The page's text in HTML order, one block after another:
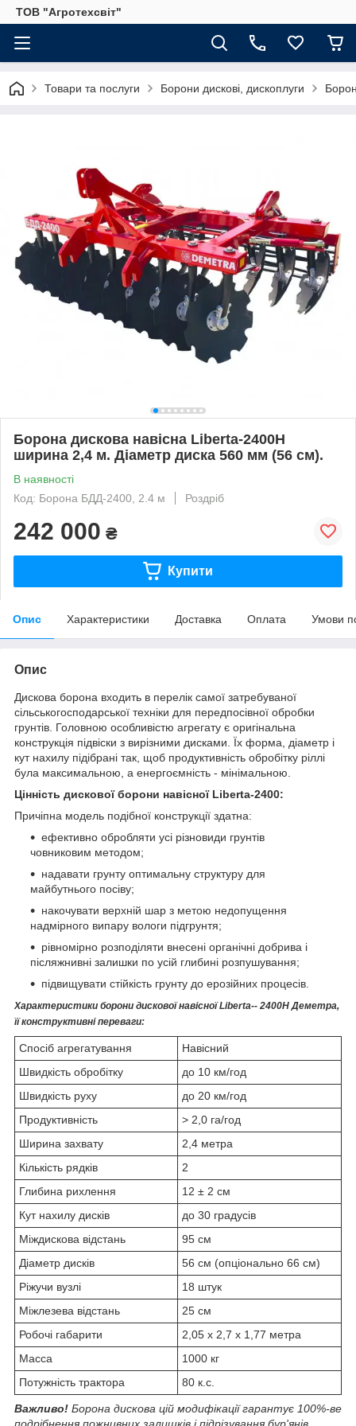
ТОВ "Агротехсвіт"
Товари та послуги Борони дискові, дископлуги
Борона дискова навісна Liberta-2400Н
ширина 2,4 м. Діаметр диска 560 мм (56 см).
В наявності
Код: Борона БДД-2400, 2.4 м
Роздріб
242 000 ₴
Купити
Опис Характеристики Доставка Оплата Умови
Опис
Дискова борона входить в перелік самої затребуваної
сільськогосподарської техніки для передпосівної обробки
грунтів. Головною особливістю агрегату є оригінальна
конструкція підвіски з вирізними дисками. Їх форма, діаметр і
кут нахилу підібрані так, щоб продуктивність обробітку ріллі
була максимальною, а енергоємність - мінімальною.
Цінність дискової борони навісної Liberta-2400:
Причіпна модель подібної конструкції здатна:
ефективно обробляти усі різновиди грунтів
човниковим методом;
надавати грунту оптимальну структуру для
майбутнього посіву;
накочувати верхній шар з метою недопущення
надмірного випару вологи підгрунтя;
рівномірно розподіляти внесені органічні добрива і
післяжнивні залишки по усій глибині розпушування;
підвищувати стійкість грунту до ерозійних процесів.
Характеристики борони дискової навісної Liberta-- 2400Н Деметра,
її конструктивні переваги:
Спосіб агрегатування
Навісний
Швидкість обробітку
до 10 км/год
Швидкість руху
до 20 км/год
Продуктивність
> 2,0 га/год
Ширина захвату
2,4 метра
Кількість рядків
2
Глибина рихлення
12 ± 2 см
Кут нахилу дисків
до 30 градусів
Міждискова відстань
95 см
Діаметр дисків
56 см (опціонально 66 см)
Ріжучи вузлі
18 штук
Міжлезева відстань
25 см
Робочі габарити
2,05 х 2,7 х 1,77 метра
Масса
1000 кг
Потужність трактора
80 к.с.
Важливо! Борона дискова цій модифікації гарантує 100%-ве
подрібнення пожнивних залишків і підрізування бур'янів.